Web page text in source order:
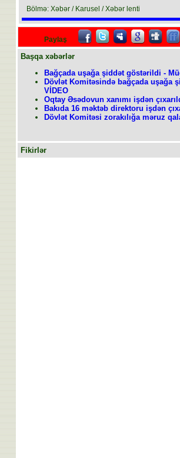
Bölmə: Xəbər / Karusel / Xəbər lenti
Paylaş
Başqa xəbərlər
Bağçada uşağa şiddət göstərildi -
Dövlət Komitəsində bağçada uşağa
VİDEO
Oqtay Əsədovun xanımı işdən
Bakıda 16 məktəb direktoru işdən
Dövlət Komitəsi zorakılığa məruz
Fikirlər